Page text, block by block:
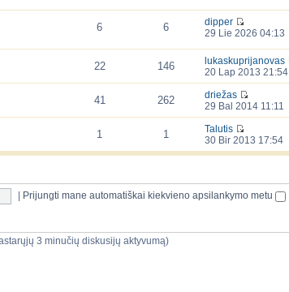
6 6
dipper
29 Lie 2026 04:13
22 146
lukaskuprijanovas
20 Lap 2013 21:54
41 262
driežas
29 Bal 2014 11:11
1 1
Talutis
30 Bir 2013 17:54
Prijungti mane automatiškai kiekvieno apsilankymo metu
3 minučių diskusijų aktyvumą)